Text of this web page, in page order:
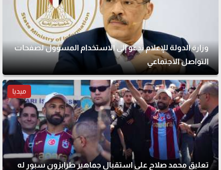
وزارة الدولة للإعلام تدعو إلى الاستخدام المسؤول لصفحات
التواصل الاجتماعي
ميديا
تعليق محمد صلاح على استقبال جماهير طرابزون سبور له